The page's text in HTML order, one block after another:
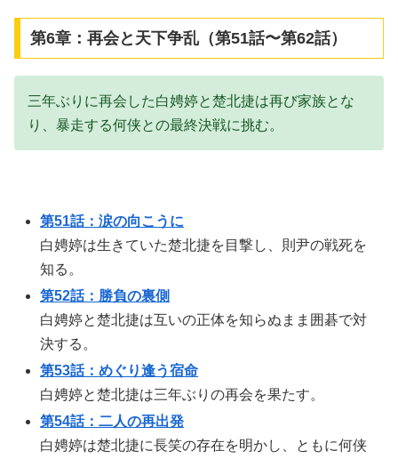
第6章：再会と天下争乱（第51話〜第62話）
三年ぶりに再会した白娉婷と楚北捷は再び家族とな
り、暴走する何侠との最終決戦に挑む。
第51話：涙の向こうに
白娉婷は生きていた楚北捷を目撃し、則尹の戦死を
知る。
第52話：勝負の裏側
白娉婷と楚北捷は互いの正体を知らぬまま囲碁で対
決する。
第53話：めぐり逢う宿命
白娉婷と楚北捷は三年ぶりの再会を果たす。
第54話：二人の再出発
白娉婷は楚北捷に長笑の存在を明かし、ともに何侠